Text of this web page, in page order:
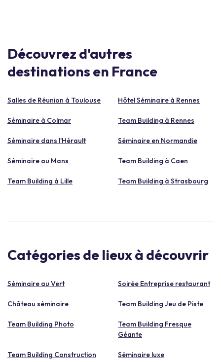
Découvrez d'autres
destinations en France
Salles de Réunion à Toulouse Hôtel Séminaire à Rennes
Séminaire à Colmar Team Building à Rennes
Séminaire dans l'Hérault Séminaire en Normandie
Séminaire au Mans Team Building à Caen
Team Building à Lille Team Building à Strasbourg
Catégories de lieux à découvrir
Séminaire au Vert Soirée Entreprise restaurant
Château séminaire Team Building Jeu de Piste
Team Building Photo
Team Building Fresque
Géante
Team Building Construction Séminaire luxe